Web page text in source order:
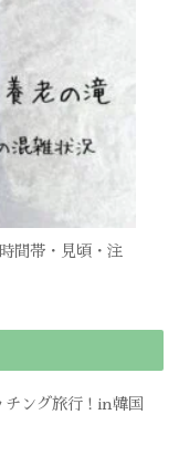
間帯・見頃・注
チング旅行 ! in韓国